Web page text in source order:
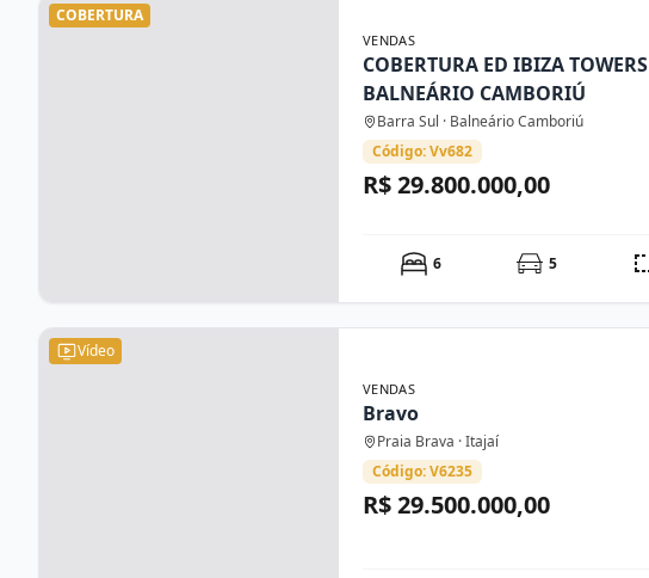
COBERTURA
VENDAS
COBERTURA ED IBIZA TOWERS
BALNEÁRIO CAMBORIÚ
Barra Sul · Balneário Camboriú
Código: Vv682
R$ 29.800.000,00
6 5
Vídeo
VENDAS
Bravo
Praia Brava · Itajaí
Código: V6235
R$ 29.500.000,00